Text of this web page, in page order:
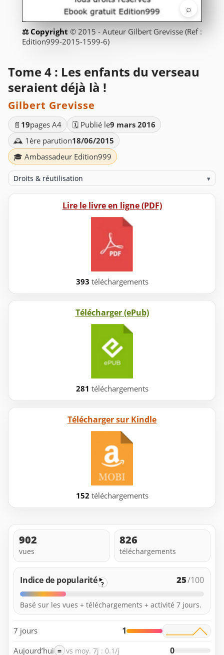
⌕
© 2015 - Auteur Gilbert Grevisse (Ref :
Edition999-2015-1599-6)
Tome 4 : Les enfants du verseau
seraient déjà là !
Gilbert Grevisse
📄 19pages A4 🗓️ Publié le9 mars 2016
🕰️ 1ère parution18/06/2015
🎓 Ambassadeur Edition999
Droits & réutilisation ▾
Lire le livre en ligne (PDF)
393 téléchargements
Télécharger (ePub)
281 téléchargements
Télécharger sur Kindle
152 téléchargements
902
vues
826
téléchargements
Indice de popularité ? 25/100
Basé sur les vues + téléchargements + activité 7 jours.
7 jours 1
Aujourd’hui = vs moy. 7j : 0.1/j 0